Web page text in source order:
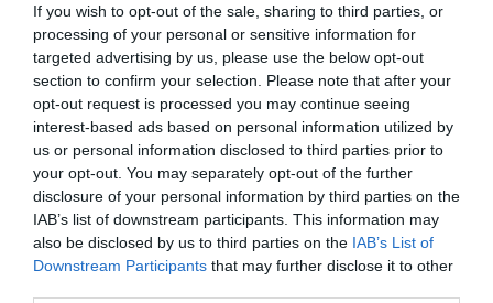
If you wish to opt-out of the sale, sharing to third parties, or
processing of your personal or sensitive information for
targeted advertising by us, please use the below opt-out
section to confirm your selection. Please note that after your
opt-out request is processed you may continue seeing
interest-based ads based on personal information utilized by
us or personal information disclosed to third parties prior to
your opt-out. You may separately opt-out of the further
disclosure of your personal information by third parties on the
IAB’s list of downstream participants. This information may
also be disclosed by us to third parties on the IAB’s List of
Downstream Participants that may further disclose it to other
falsità idéologique.
Tout se basait sur la vieille réglementation (dépassée
par la loi la sur la sûreté) qui donnait un permis pour
raisons familiales aux parents extracommunautaires,
dans le quatrième degré, de citoyens italiens. Dans ce
cas, les citoyens italiens étaient des égyptiens qui
avaient obtenu la citoyenneté pour mariage ou la
naturalisation, et le degré de parenté était attesté en